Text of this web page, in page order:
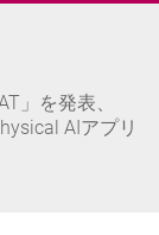
」を発表、
AIアプリ